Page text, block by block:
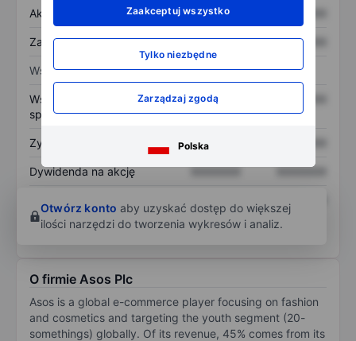
Zaakceptuj wszystko
Tylko niezbędne
Zarządzaj zgodą
Polska
Aktywa ogółem XXXXXXX
Zadłużenie ogółem XXXXXXX XXXXXXX
Wskaźniki
Współczynnik cena do
sprzedaży
XXXXXXX
Zysk na akcję XXXXXXX
Dywidenda na akcję XXXXXXX XXXXXXX
własnego
Otwórz konto aby uzyskać dostęp do większej
ilości narzędzi do tworzenia wykresów i analiz.
O firmie Asos Plc
Asos is a global e-commerce player focusing on fashion
and cosmetics and targeting the youth segment (20-
somethings) globally. Of its revenue, 45% comes from its